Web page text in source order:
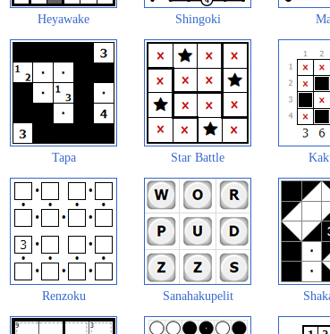
Heyawake Shingoki
Tapa Star Battle
Renzoku Sanahakupelit